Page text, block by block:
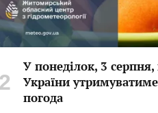
У понеділок, 3 серпня,
України
погода